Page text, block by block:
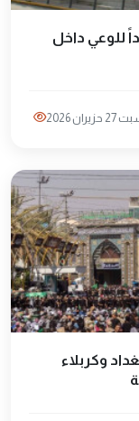
للوعي داخل
2026
وكربلاء